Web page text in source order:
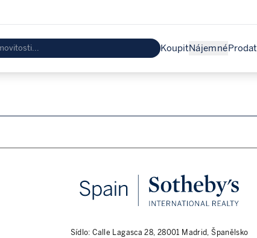
KoupitNájemnéProdat
Sídlo: Calle Lagasca 28, 28001 Madrid, Španělsko